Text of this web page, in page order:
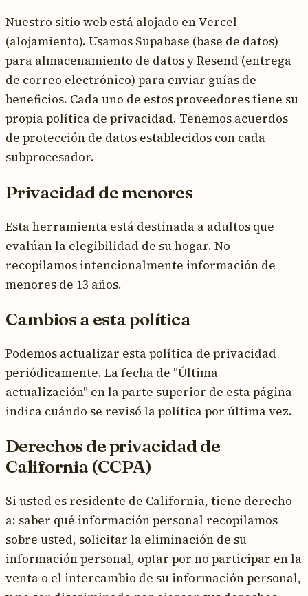
Nuestro sitio web está alojado en Vercel
(alojamiento). Usamos Supabase (base de datos)
para almacenamiento de datos y Resend (entrega
de correo electrónico) para enviar guías de
beneficios. Cada uno de estos proveedores tiene su
propia política de privacidad. Tenemos acuerdos
de protección de datos establecidos con cada
subprocesador.
Privacidad de menores
Esta herramienta está destinada a adultos que
evalúan la elegibilidad de su hogar. No
recopilamos intencionalmente información de
menores de 13 años.
Cambios a esta política
Podemos actualizar esta política de privacidad
periódicamente. La fecha de "Última
actualización" en la parte superior de esta página
indica cuándo se revisó la política por última vez.
Derechos de privacidad de
California (CCPA)
Si usted es residente de California, tiene derecho
a: saber qué información personal recopilamos
sobre usted, solicitar la eliminación de su
información personal, optar por no participar en la
venta o el intercambio de su información personal,